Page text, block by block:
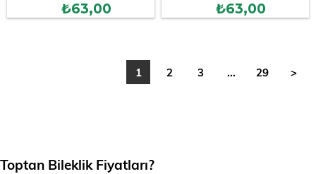
₺63,00 ₺63,00
1 2 3 ... 29 >
Toptan Bileklik Fiyatları?